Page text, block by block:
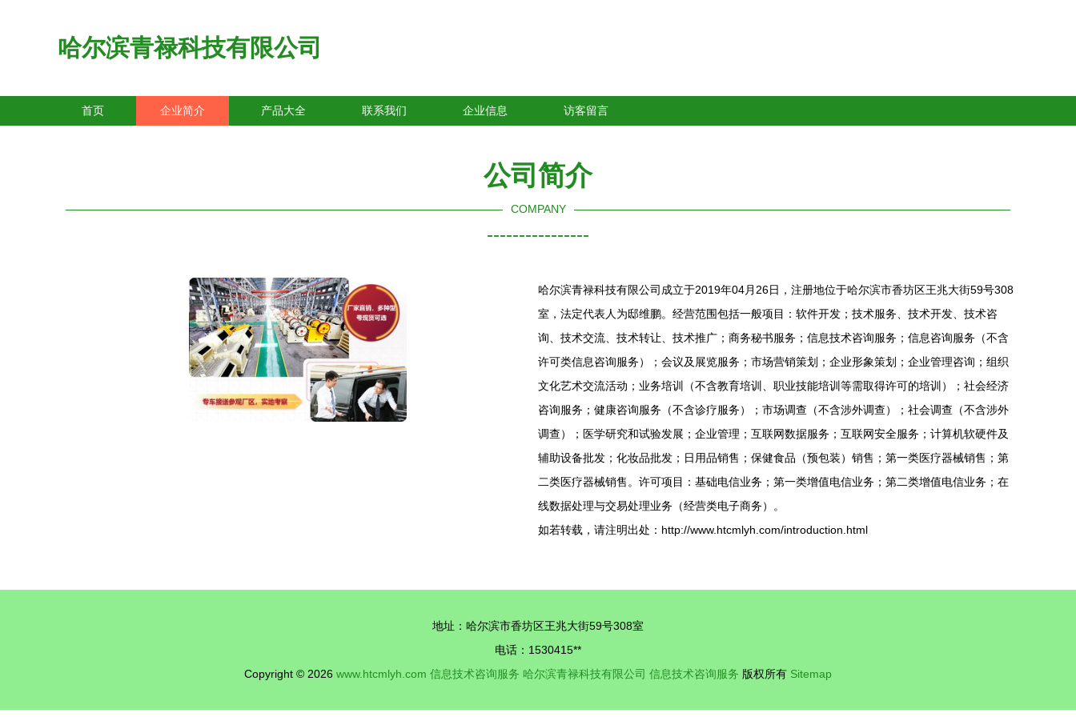
哈尔滨青禄科技有限公司
首页 企业简介 产品大全 联系我们 企业信息 访客留言
公司简介
COMPANY
----------------
哈尔滨青禄科技有限公司成立于2019年04月26日，注册地位于哈尔滨市香坊区王兆大街59号308
室，法定代表人为邸维鹏。经营范围包括一般项目：软件开发；技术服务、技术开发、技术咨
询、技术交流、技术转让、技术推广；商务秘书服务；信息技术咨询服务；信息咨询服务（不含
许可类信息咨询服务）；会议及展览服务；市场营销策划；企业形象策划；企业管理咨询；组织
文化艺术交流活动；业务培训（不含教育培训、职业技能培训等需取得许可的培训）；社会经济
咨询服务；健康咨询服务（不含诊疗服务）；市场调查（不含涉外调查）；社会调查（不含涉外
调查）；医学研究和试验发展；企业管理；互联网数据服务；互联网安全服务；计算机软硬件及
辅助设备批发；化妆品批发；日用品销售；保健食品（预包装）销售；第一类医疗器械销售；第
二类医疗器械销售。许可项目：基础电信业务；第一类增值电信业务；第二类增值电信业务；在
线数据处理与交易处理业务（经营类电子商务）。
如若转载，请注明出处：http://www.htcmlyh.com/introduction.html
地址：哈尔滨市香坊区王兆大街59号308室
电话：1530415**
Copyright © 2026 www.htcmlyh.com 信息技术咨询服务 哈尔滨青禄科技有限公司 信息技术咨询服务 版权所有 Sitemap